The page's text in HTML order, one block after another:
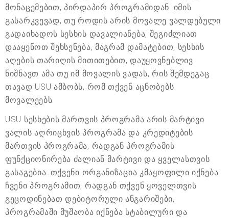
მონაცემებით, პირდაპირ პროგრამიდან. იმის
გასარკვევად, თუ როდის არის მოვალე ვალდებული
გადაიხადოს სესხის დავალიანება, შეგიძლიათ
დააყენოთ შეხსენება, მაგრამ დამატებით, სესხის
აღების თარიღის მითითებით, დაუყოვნებლივ
ნიშნავთ ამა თუ იმ მოვალის ვადას, რის შემდეგაც
თავად USU ამბობს, რომ თქვენ აცნობებს
მოვალეებს.
USU სესხების მართვის პროგრამა არის მარტივი
ვალის აღრიცხვის პროგრამა და კრედიტების
მართვის პროგრამა, რადგან პროგრამის
ფუნქციონირება ძალიან მარტივი და ყველასთვის
გასაგებია. თქვენი ორგანიზაცია კმაყოფილი იქნება
ჩვენი პროგრამით, რადგან თქვენ ყოველთვის
გეცოდინებათ დებიტორული ანგარიშები,
პროგრამაში მუშაობა იქნება სტაბილური და